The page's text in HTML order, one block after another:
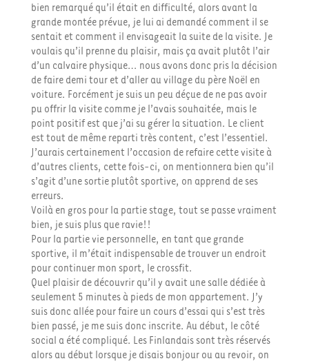
bien remarqué qu’il était en difficulté, alors avant la
grande montée prévue, je lui ai demandé comment il se
sentait et comment il envisageait la suite de la visite. Je
voulais qu’il prenne du plaisir, mais ça avait plutôt l’air
d’un calvaire physique… nous avons donc pris la décision
de faire demi tour et d’aller au village du père Noël en
voiture. Forcément je suis un peu déçue de ne pas avoir
pu offrir la visite comme je l’avais souhaitée, mais le
point positif est que j’ai su gérer la situation. Le client
est tout de même reparti très content, c’est l’essentiel.
J’aurais certainement l’occasion de refaire cette visite à
d’autres clients, cette fois-ci, on mentionnera bien qu’il
s’agit d’une sortie plutôt sportive, on apprend de ses
erreurs.
Voilà en gros pour la partie stage, tout se passe vraiment
bien, je suis plus que ravie!!
Pour la partie vie personnelle, en tant que grande
sportive, il m’était indispensable de trouver un endroit
pour continuer mon sport, le crossfit.
Quel plaisir de découvrir qu’il y avait une salle dédiée à
seulement 5 minutes à pieds de mon appartement. J’y
suis donc allée pour faire un cours d’essai qui s’est très
bien passé, je me suis donc inscrite. Au début, le côté
social a été compliqué. Les Finlandais sont très réservés
alors au début lorsque je disais bonjour ou au revoir, on